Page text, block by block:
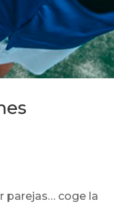
parejas… coge la